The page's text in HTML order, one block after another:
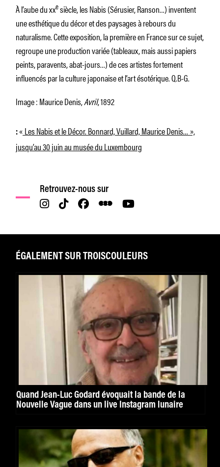
À l’aube du xxesiècle, les Nabis (Sérusier, Ranson…) inventent
une esthétique du décor et des paysages à rebours du
naturalisme. Cette exposition, la première en France sur ce sujet,
regroupe une production variée (tableaux, mais aussi papiers
peints, paravents, abat-jours…) de ces artistes fortement
influencés par la culture japonaise et l’art ésotérique.Q.B-G.
Image : Maurice Denis,Avril, 1892
:«Les Nabis et le Décor. Bonnard, Vuillard, Maurice Denis… »,
jusqu’au 30 juin au musée du Luxembourg
Retrouvez-nous sur
ÉGALEMENT SUR TROISCOULEURS
Quand Jean-Luc Godard évoquait la bande de la
Nouvelle Vague dans un live Instagram lunaire